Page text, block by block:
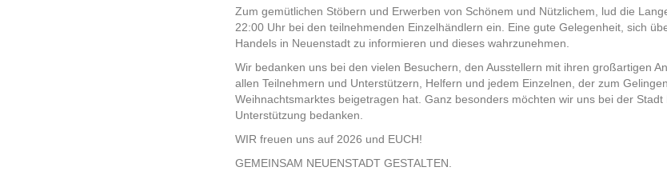
Zum gemütlichen Stöbern und Erwerben von Schönem und Nützlichem, lud die
22:00 Uhr bei den teilnehmenden Einzelhändlern ein. Eine gute Gelegenheit, sich
Handels in Neuenstadt zu informieren und dieses wahrzunehmen.
Wir bedanken uns bei den vielen Besuchern, den Ausstellern mit ihren großartigen
allen Teilnehmern und Unterstützern, Helfern und jedem Einzelnen, der zum
Weihnachtsmarktes beigetragen hat. Ganz besonders möchten wir uns bei der
Unterstützung bedanken.
WIR freuen uns auf 2026 und EUCH!
GEMEINSAM NEUENSTADT GESTALTEN.